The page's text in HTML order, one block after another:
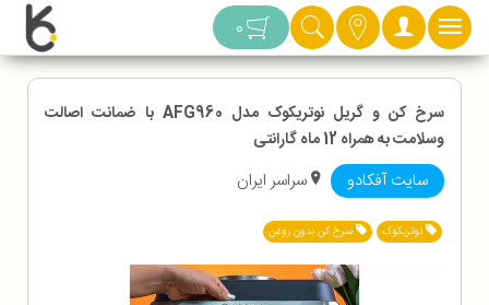
دسته بندی 0
سرخ کن و گریل نوتریکوک مدل AFG960 با ضمانت اصالت
وسلامت به همراه 12 ماه گارانتی
سایت آفکادو سراسر ایران
نوتریکوک سرخ کن بدون روغن